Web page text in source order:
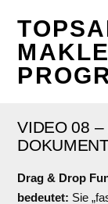
VIDEO 08 –
Drag & Drop
bedeutet: Sie